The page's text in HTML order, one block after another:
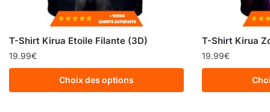
T-Shirt Kirua Etoile Filante (3D)
19.99€
Choix des options
T-Shirt Kirua
19.99€